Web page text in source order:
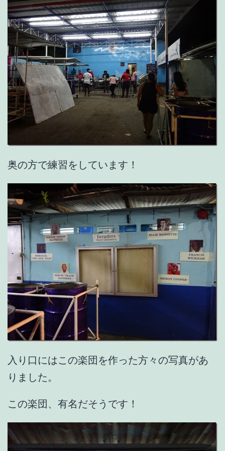
奥の方で練習をしています！
入り口にはこの楽団を作った方々の写真があ
りました。
この楽団、有名だそうです！